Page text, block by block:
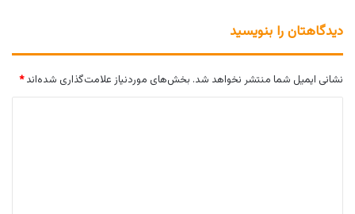
دیدگاهتان را بنویسید
نشانی ایمیل شما منتشر نخواهد شد. بخش‌های موردنیاز علامت‌گذاری شده‌اند*